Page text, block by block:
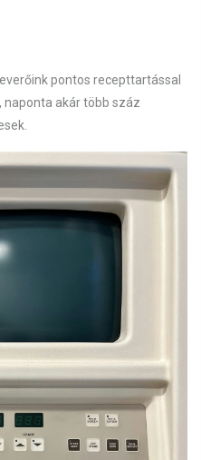
pontos recepttartással
naponta akár több száz